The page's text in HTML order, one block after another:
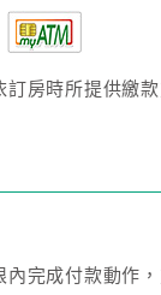
訂房時所提供繳款
完成付款動作，